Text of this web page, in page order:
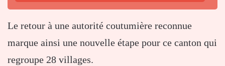
Le retour à une autorité coutumière reconnue
marque ainsi une nouvelle étape pour ce canton qui
regroupe 28 villages.